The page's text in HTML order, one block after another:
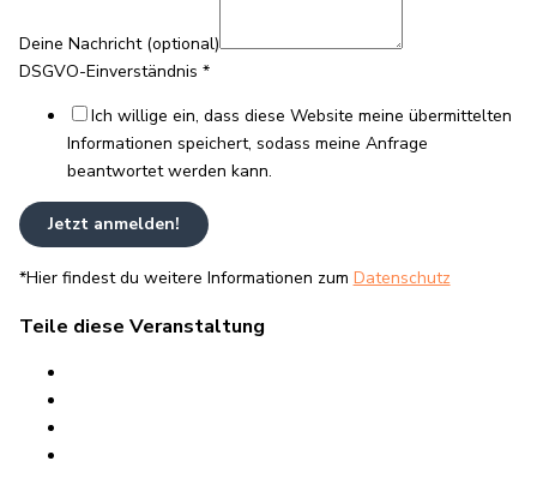
E-
Mail-
Adresse
Deine Nachricht (optional)
DSGVO-Einverständnis *
Ich willige ein, dass diese Website meine übermittelten
Informationen speichert, sodass meine Anfrage
beantwortet werden kann.
Jetzt anmelden!
*Hier findest du weitere Informationen zum Datenschutz
Teile diese Veranstaltung